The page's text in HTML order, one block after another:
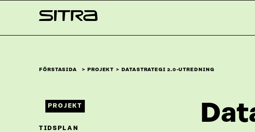
↓
Sitra
FÖRSTASIDA PROJEKT DATASTRATEGI 2.0-UTREDNING
PROJEKT
TIDSPLAN